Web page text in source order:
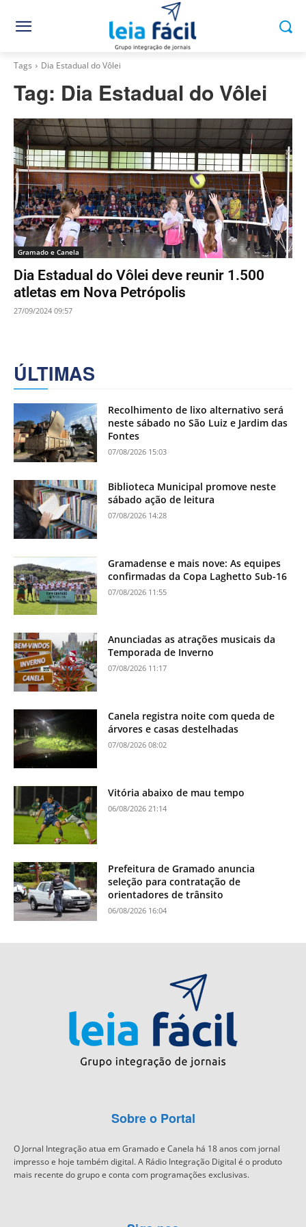
Tags Dia Estadual do Vôlei
Tag: Dia Estadual do Vôlei
Gramado e Canela
Dia Estadual do Vôlei deve reunir 1.500
atletas em Nova Petrópolis
27/09/2024 09:57
ÚLTIMAS
Recolhimento de lixo alternativo será
neste sábado no São Luiz e Jardim das
Fontes
07/08/2026 15:03
Biblioteca Municipal promove neste
sábado ação de leitura
07/08/2026 14:28
Gramadense e mais nove: As equipes
confirmadas da Copa Laghetto Sub-16
07/08/2026 11:55
Anunciadas as atrações musicais da
Temporada de Inverno
07/08/2026 11:17
Canela registra noite com queda de
árvores e casas destelhadas
07/08/2026 08:02
Vitória abaixo de mau tempo
06/08/2026 21:14
Prefeitura de Gramado anuncia
seleção para contratação de
orientadores de trânsito
06/08/2026 16:04
Sobre o Portal
O Jornal Integração atua em Gramado e Canela há 18 anos com jornal
impresso e hoje também digital. A Rádio Integração Digital é o produto
mais recente do grupo e conta com programações exclusivas.